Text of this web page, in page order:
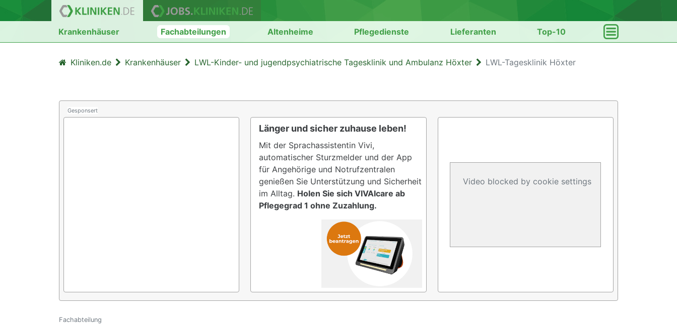
Krankenhäuser Fachabteilungen Altenheime Pflegedienste Lieferanten Top-10
Kliniken.de Krankenhäuser LWL-Kinder- und jugendpsychiatrische Tagesklinik und Ambulanz Höxter LWL-Tagesklinik Höxter
Gesponsert
Länger und sicher zuhause leben!
Mit der Sprachassistentin Vivi,
automatischer Sturzmelder und der App
für Angehörige und Notrufzentralen
genießen Sie Unterstützung und Sicherheit
im Alltag. Holen Sie sich VIVAIcare ab
Pflegegrad 1 ohne Zuzahlung.
Video blocked by cookie settings
Fachabteilung